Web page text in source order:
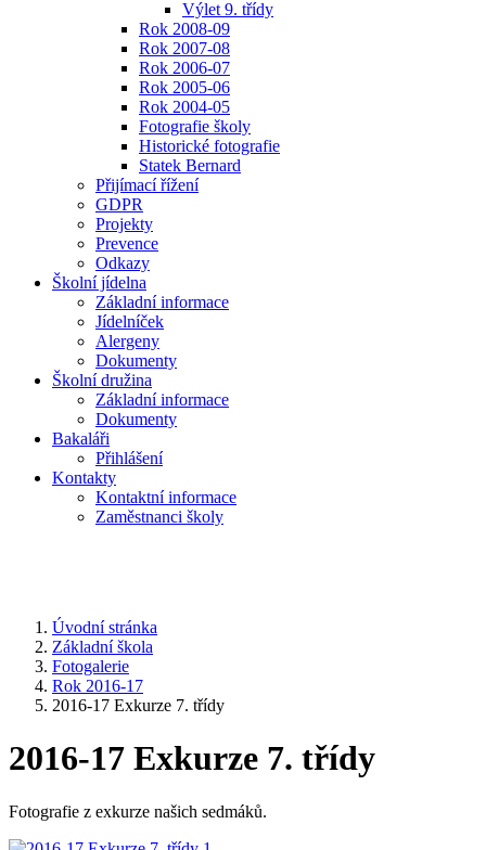
Výlet 9. třídy
Rok 2008-09
Rok 2007-08
Rok 2006-07
Rok 2005-06
Rok 2004-05
Fotografie školy
Historické fotografie
Statek Bernard
Přijímací řížení
GDPR
Projekty
Prevence
Odkazy
Školní jídelna
Základní informace
Jídelníček
Alergeny
Dokumenty
Školní družina
Základní informace
Dokumenty
Bakaláři
Přihlášení
Kontakty
Kontaktní informace
Zaměstnanci školy
Úvodní stránka
Základní škola
Fotogalerie
Rok 2016-17
2016-17 Exkurze 7. třídy
2016-17 Exkurze 7. třídy
Fotografie z exkurze našich sedmáků.